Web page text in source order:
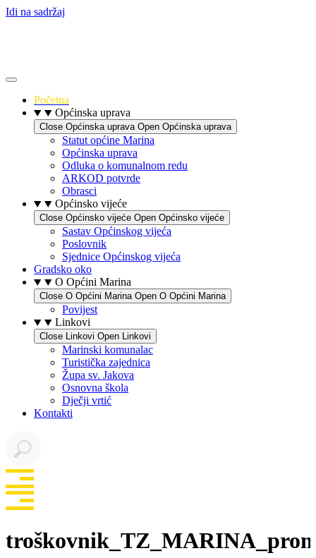
Idi na sadržaj
Početna
Općinska uprava
Close Općinska uprava Open Općinska uprava
Statut općine Marina
Općinska uprava
Odluka o komunalnom redu
ARKOD potvrde
Obrasci
Općinsko vijeće
Close Općinsko vijeće Open Općinsko vijeće
Sastav Općinskog vijeća
Poslovnik
Sjednice Općinskog vijeća
Gradsko oko
O Općini Marina
Close O Općini Marina Open O Općini Marina
Povijest
Linkovi
Close Linkovi Open Linkovi
Marinski komunalac
Turistička zajednica
Župa sv. Jakova
Osnovna škola
Dječji vrtić
Kontakti